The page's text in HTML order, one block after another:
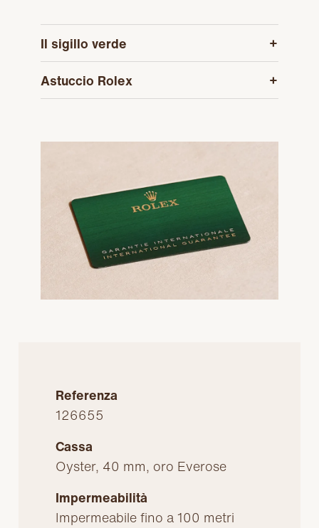
Il sigillo verde
Astuccio Rolex
Referenza
126655
Cassa
Oyster, 40 mm, oro Everose
Impermeabilità
Impermeabile fino a 100 metri